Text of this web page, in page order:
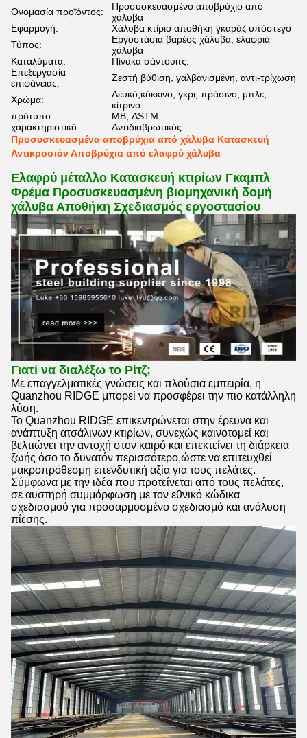
Ονομασία προϊόντος:
Προσυσκευασμένο αποβρύχιο από
χάλυβα
Εφαρμογή:
Χάλυβα κτίριο αποθήκη γκαράζ υπόστεγο
Τύπος:
Εργοστάσια βαρέος χάλυβα, ελαφριά
χάλυβα
Καταλύματα:
Πίνακα σάντουιτς.
Επεξεργασία
επιφάνειας:
Ζεστή βύθιση, γαλβανισμένη, αντι-τρίχωση
Χρώμα:
Λευκό,κόκκινο, γκρι, πράσινο, μπλε,
κίτρινο
πρότυπο:
ΜΒ, ASTM
χαρακτηριστικό:
Αντιδιαβρωτικός
Προσυσκευασμένα αποβρύχια από χάλυβα Κατασκευή
Αντικροσιόν Αποβρύχια από ελαφρύ χάλυβα
Ελαφρύ μέταλλο Κατασκευή κτιρίων Γκαμπλ
Φρέμα Προσυσκευασμένη βιομηχανική δομή
χάλυβα Αποθήκη Σχεδιασμός εργοστασίου
Γιατί να διαλέξω το Ρίτζ;
Με επαγγελματικές γνώσεις και πλούσια εμπειρία, η
Quanzhou RIDGE μπορεί να προσφέρει την πιο κατάλληλη
λύση.
Το Quanzhou RIDGE επικεντρώνεται στην έρευνα και
ανάπτυξη ατσάλινων κτιρίων, συνεχώς καινοτομεί και
βελτιώνει την αντοχή στον καιρό και επεκτείνει τη διάρκεια
ζωής όσο το δυνατόν περισσότερο,ώστε να επιτευχθεί
μακροπρόθεσμη επενδυτική αξία για τους πελάτες.
Σύμφωνα με την ιδέα που προτείνεται από τους πελάτες,
σε αυστηρή συμμόρφωση με τον εθνικό κώδικα
σχεδιασμού για προσαρμοσμένο σχεδιασμό και ανάλυση
πίεσης.